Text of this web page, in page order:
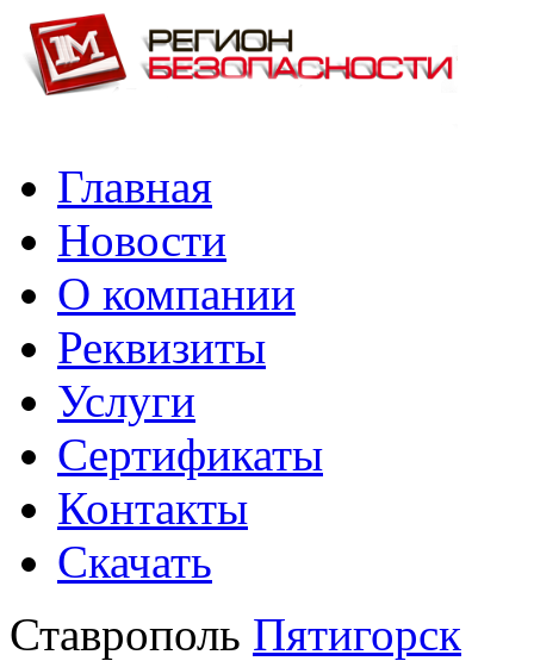
Главная
Новости
О компании
Реквизиты
Услуги
Сертификаты
Контакты
Скачать
Ставрополь Пятигорск